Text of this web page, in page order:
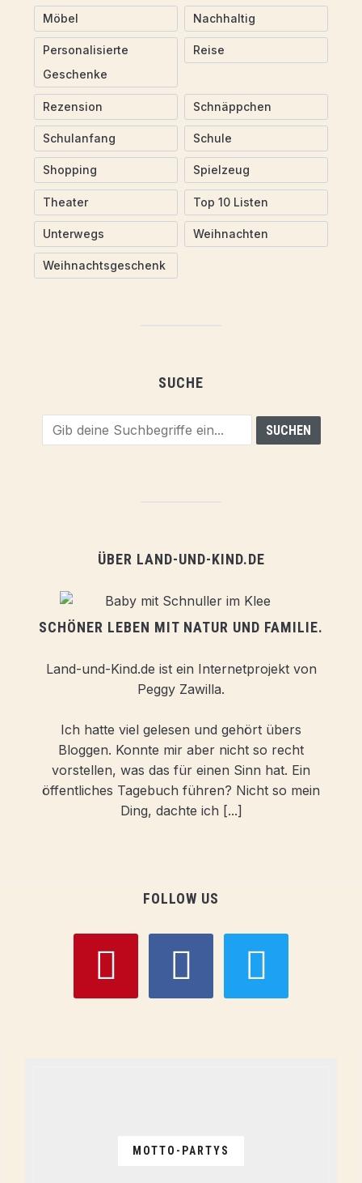
Möbel Nachhaltig
Personalisierte
Geschenke
Reise
Rezension Schnäppchen
Schulanfang Schule
Shopping Spielzeug
Theater Top 10 Listen
Unterwegs Weihnachten
Weihnachtsgeschenk
SUCHE
ÜBER LAND-UND-KIND.DE
SCHÖNER LEBEN MIT NATUR UND FAMILIE.
Land-und-Kind.de ist ein Internetprojekt von
Peggy Zawilla.
Ich hatte viel gelesen und gehört übers
Bloggen. Konnte mir aber nicht so recht
vorstellen, was das für einen Sinn hat. Ein
öffentliches Tagebuch führen? Nicht so mein
Ding, dachte ich [...]
FOLLOW US
MOTTO-PARTYS